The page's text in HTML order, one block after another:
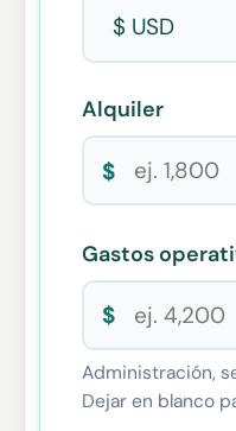
Alquiler
$
Gastos
$
Administración,
Dejar en blanco